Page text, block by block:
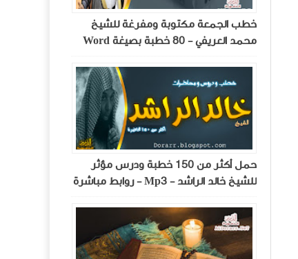
خطب الجمعة مكتوبة ومفرغة للشيخ
محمد العريفي - 80 خطبة بصيغة Word
حمل أكثر من 150 خطبة ودرس مؤثر
للشيخ خالد الراشد - Mp3 - روابط مباشرة